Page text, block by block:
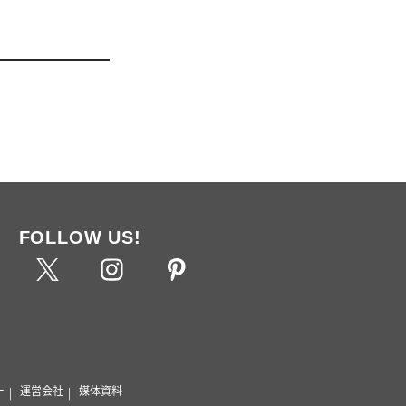
FOLLOW US!
運営会社 媒体資料